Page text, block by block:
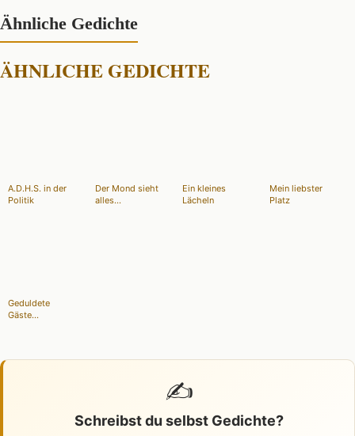
Ähnliche Gedichte
ÄHNLICHE GEDICHTE
A.D.H.S. in der
Politik
Der Mond sieht
alles...
Ein kleines
Lächeln
Mein liebster
Platz
Geduldete
Gäste...
✍️
Schreibst du selbst Gedichte?